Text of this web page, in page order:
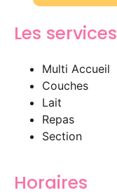
Les services
Multi Accueil
Couches
Lait
Repas
Section
Horaires